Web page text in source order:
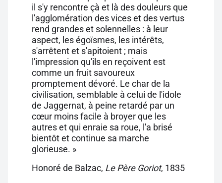
il s'y rencontre çà et là des douleurs que
l'agglomération des vices et des vertus
rend grandes et solennelles : à leur
aspect, les égoïsmes, les intérêts,
s'arrêtent et s'apitoient ; mais
l'impression qu'ils en reçoivent est
comme un fruit savoureux
promptement dévoré. Le char de la
civilisation, semblable à celui de l'idole
de Jaggernat, à peine retardé par un
cœur moins facile à broyer que les
autres et qui enraie sa roue, l'a brisé
bientôt et continue sa marche
glorieuse. »
Honoré de Balzac, Le Père Goriot, 1835